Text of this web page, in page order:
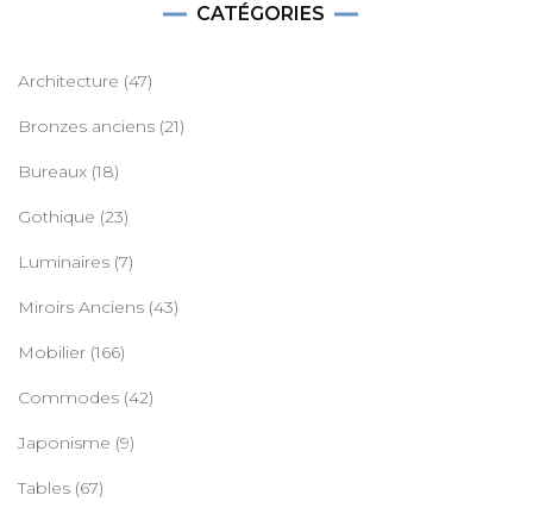
CATÉGORIES
Architecture (47)
Bronzes anciens (21)
Bureaux (18)
Gothique (23)
Luminaires (7)
Miroirs Anciens (43)
Mobilier (166)
Commodes (42)
Japonisme (9)
Tables (67)